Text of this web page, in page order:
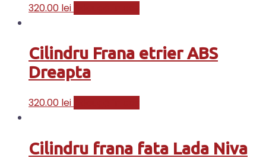
320.00 lei
Cilindru Frana etrier ABS
Dreapta
320.00 lei
Cilindru frana fata Lada Niva